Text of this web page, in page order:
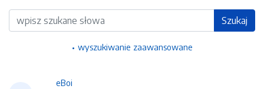
Wyszukiwarka Szukaj
wyszukiwanie zaawansowane
eBoi